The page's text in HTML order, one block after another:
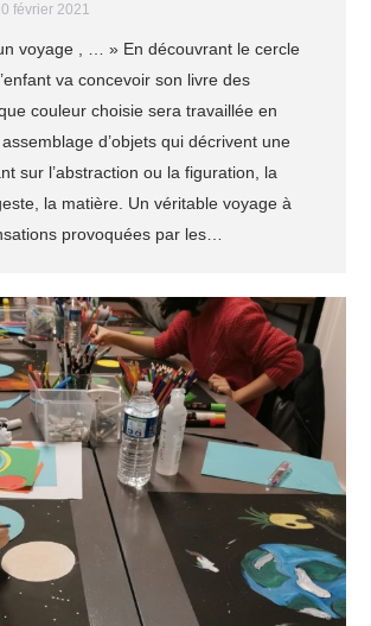
février 2021
voyage , … » En découvrant le cercle
va concevoir son livre des
couleur choisie sera travaillée en
d’objets qui décrivent une
sur l’abstraction ou la figuration, la
la matière. Un véritable voyage à
provoquées par les…